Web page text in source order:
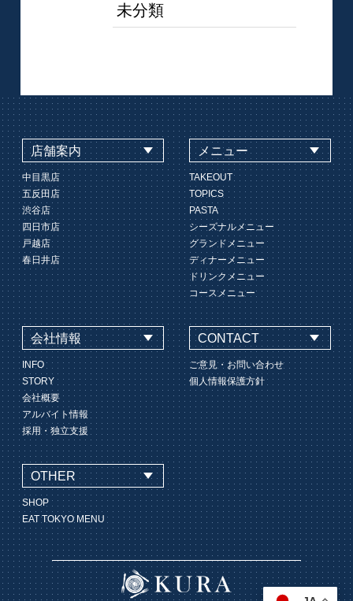
未分類
店舗案内
中目黒店
五反田店
渋谷店
四日市店
戸越店
春日井店
メニュー
TAKEOUT
TOPICS
PASTA
シーズナルメニュー
グランドメニュー
ディナーメニュー
ドリンクメニュー
コースメニュー
会社情報
INFO
STORY
会社概要
アルバイト情報
採用・独立支援
CONTACT
ご意見・お問い合わせ
個人情報保護方針
OTHER
SHOP
EAT TOKYO MENU